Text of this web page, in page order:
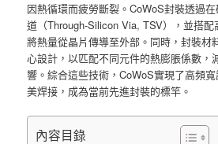
因熱循環而疲勞斷裂。CoWoS封裝透過
道（Through-Silicon Via, TSV），並搭
將熱量從晶片傳導至外部。同時，封裝材
心設計，以匹配不同元件的熱膨脹係數，
響。綜合這些技術，CoWoS實現了高頻
美焊接，成為當前先進封裝的標竿。
內容目錄